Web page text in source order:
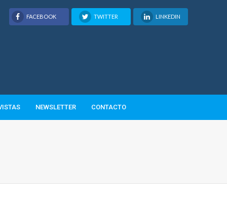
FACEBOOK TWITTER LINKEDIN
NEWSLETTER CONTACTO